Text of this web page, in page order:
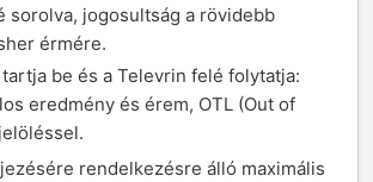
sorolva, jogosultság a rövidebb
érmére.
be és a Televrin felé folytatja:
eredmény és érem, OTL (Out of
rendelkezésre álló maximális